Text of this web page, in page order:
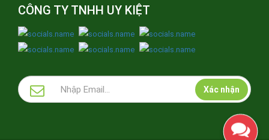
CÔNG TY TNHH UY KIỆT
Xác nhận